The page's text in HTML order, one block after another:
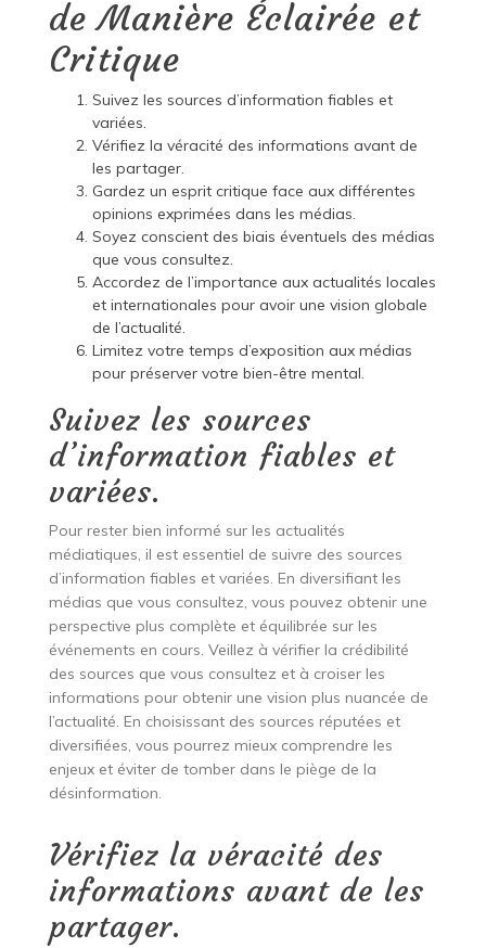
de Manière Éclairée et
Critique
Suivez les sources d’information fiables et
variées.
Vérifiez la véracité des informations avant de
les partager.
Gardez un esprit critique face aux différentes
opinions exprimées dans les médias.
Soyez conscient des biais éventuels des médias
que vous consultez.
Accordez de l’importance aux actualités locales
et internationales pour avoir une vision globale
de l’actualité.
Limitez votre temps d’exposition aux médias
pour préserver votre bien-être mental.
Suivez les sources
d’information fiables et
variées.
Pour rester bien informé sur les actualités
médiatiques, il est essentiel de suivre des sources
d’information fiables et variées. En diversifiant les
médias que vous consultez, vous pouvez obtenir une
perspective plus complète et équilibrée sur les
événements en cours. Veillez à vérifier la crédibilité
des sources que vous consultez et à croiser les
informations pour obtenir une vision plus nuancée de
l’actualité. En choisissant des sources réputées et
diversifiées, vous pourrez mieux comprendre les
enjeux et éviter de tomber dans le piège de la
désinformation.
Vérifiez la véracité des
informations avant de les
partager.